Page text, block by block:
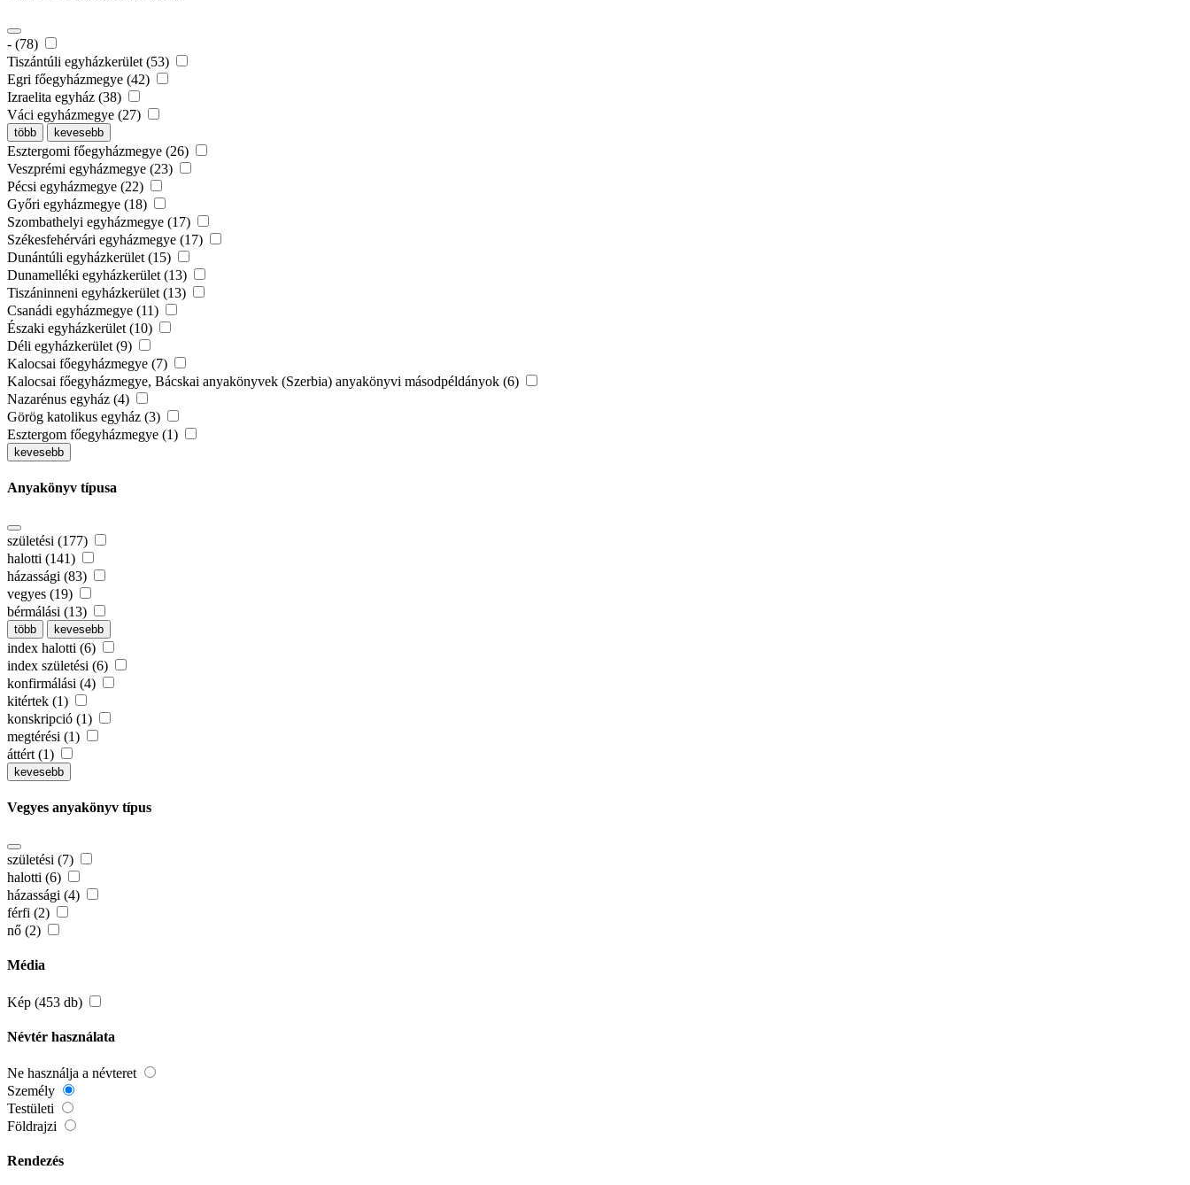
- (78)
Tiszántúli egyházkerület (53)
Egri főegyházmegye (42)
Izraelita egyház (38)
Váci egyházmegye (27)
több kevesebb
Esztergomi főegyházmegye (26)
Veszprémi egyházmegye (23)
Pécsi egyházmegye (22)
Győri egyházmegye (18)
Szombathelyi egyházmegye (17)
Székesfehérvári egyházmegye (17)
Dunántúli egyházkerület (15)
Dunamelléki egyházkerület (13)
Tiszáninneni egyházkerület (13)
Csanádi egyházmegye (11)
Északi egyházkerület (10)
Déli egyházkerület (9)
Kalocsai főegyházmegye (7)
Kalocsai főegyházmegye, Bácskai anyakönyvek (Szerbia) anyakönyvi másodpéldányok (6)
Nazarénus egyház (4)
Görög katolikus egyház (3)
Esztergom főegyházmegye (1)
kevesebb
Anyakönyv típusa
születési (177)
halotti (141)
házassági (83)
vegyes (19)
bérmálási (13)
több kevesebb
index halotti (6)
index születési (6)
konfirmálási (4)
kitértek (1)
konskripció (1)
megtérési (1)
áttért (1)
kevesebb
Vegyes anyakönyv típus
születési (7)
halotti (6)
házassági (4)
férfi (2)
nő (2)
Média
Kép (453 db)
Névtér használata
Ne használja a névteret
Személy
Testületi
Földrajzi
Rendezés